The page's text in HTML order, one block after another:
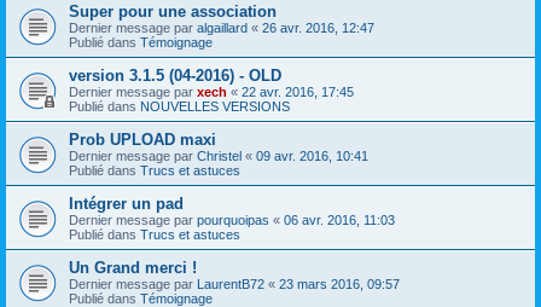
Super pour une association
Dernier message par algaillard « 26 avr. 2016, 12:47
Publié dans Témoignage
version 3.1.5 (04-2016) - OLD
Dernier message par xech « 22 avr. 2016, 17:45
Publié dans NOUVELLES VERSIONS
Prob UPLOAD maxi
Dernier message par Christel « 09 avr. 2016, 10:41
Publié dans Trucs et astuces
Intégrer un pad
Dernier message par pourquoipas « 06 avr. 2016, 11:03
Publié dans Trucs et astuces
Un Grand merci !
Dernier message par LaurentB72 « 23 mars 2016, 09:57
Publié dans Témoignage